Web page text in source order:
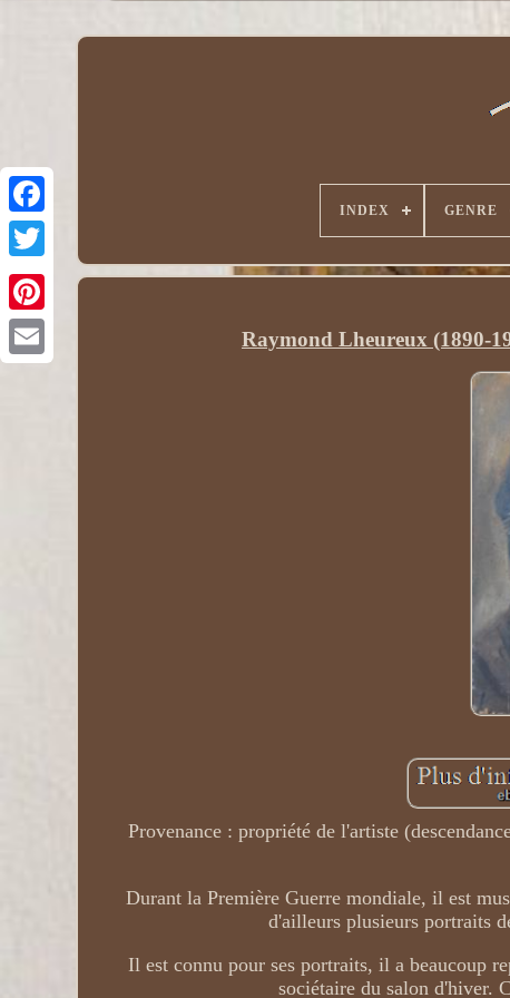
INDEX GENRE
Raymond Lheureux (1890-
Provenance : propriété de l'artiste
Durant la Première Guerre mondiale, il est
d'ailleurs plusieurs portraits
Il est connu pour ses portraits, il a beaucoup
sociétaire du salon d'hiver.